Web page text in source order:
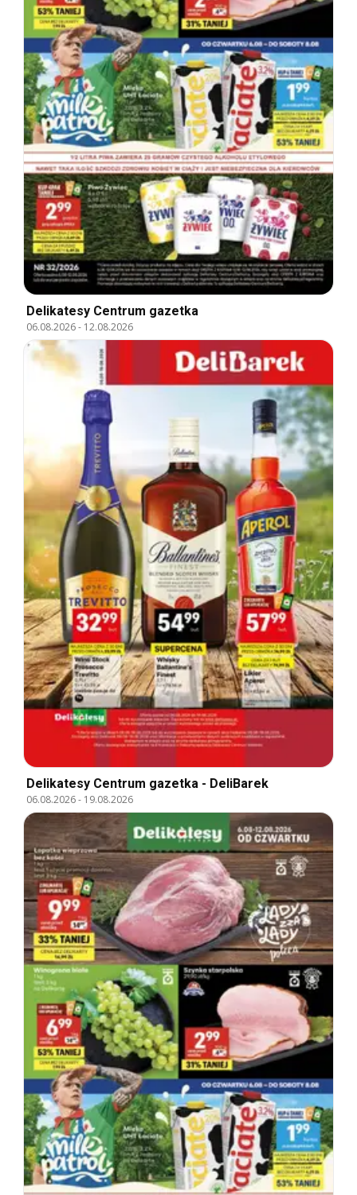
Delikatesy Centrum gazetka
06.08.2026- 12.08.2026
Delikatesy Centrum gazetka - DeliBarek
06.08.2026- 19.08.2026